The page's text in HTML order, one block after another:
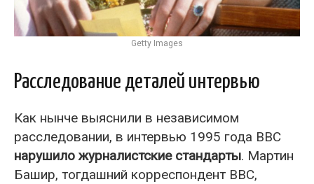
Getty Images
Расследование деталей интервью
Как нынче выяснили в независимом
расследовании, в интервью 1995 года ВВС
нарушило журналистские стандарты. Мартин
Башир, тогдашний корреспондент ВВС,